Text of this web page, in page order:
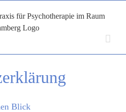
Blick